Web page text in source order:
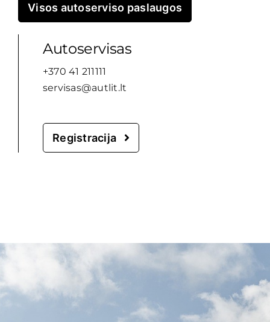
Visos autoserviso paslaugos
Autoservisas
+370 41 211111
servisas@autlit.lt
Registracija